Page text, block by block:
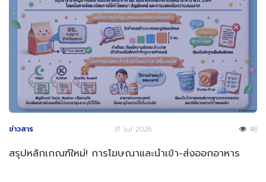
ข่าวสาร 31 Jul 2026 48
สรุปหลักเกณฑ์ใหม่! การโฆษณาและนำเข้า-ส่งออกอาหาร